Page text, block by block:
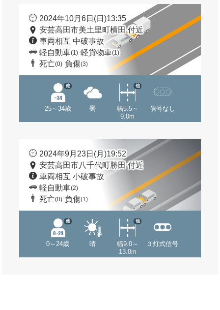
2024年10月6日(日)13:35
安芸高田市美土里町横田 付近
車両相互 中破事故
軽自動車(1) 軽貨物車(1)
死亡(0) 負傷(3)
25～34歳
他
曇
幅5.5～
9.0m
他
信号なし
2024年9月23日(月)19:52
安芸高田市八千代町勝田 付近
車両相互 小破事故
軽自動車(2)
死亡(0) 負傷(1)
0～24歳
他
晴
幅9.0～
13.0m
他
３灯式信号